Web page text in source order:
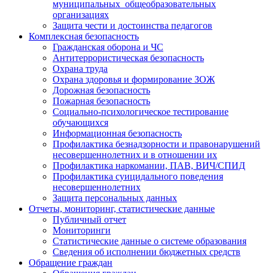
муниципальных общеобразовательных
организациях
Защита чести и достоинства педагогов
Комплексная безопасность
Гражданская оборона и ЧС
Антитеррористическая безопасность
Охрана труда
Охрана здоровья и формирование ЗОЖ
Дорожная безопасность
Пожарная безопасность
Социально-психологическое тестирование
обучающихся
Информационная безопасность
Профилактика безнадзорности и правонарушений
несовершеннолетних и в отношении их
Профилактика наркомании, ПАВ, ВИЧ/СПИД
Профилактика суицидального поведения
несовершеннолетних
Защита персональных данных
Отчеты, мониторинг, статистические данные
Публичный отчет
Мониторинги
Статистические данные о системе образования
Сведения об исполнении бюджетных средств
Обращение граждан